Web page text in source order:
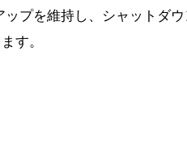
プを維持し、シャットダ
す。